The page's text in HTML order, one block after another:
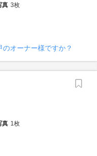
真 3枚
オーナー様ですか？
真 1枚